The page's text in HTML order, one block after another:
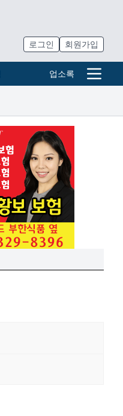
로그인 회원가입
업소록